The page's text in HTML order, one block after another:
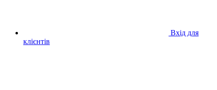
Вхід для
клієнтів